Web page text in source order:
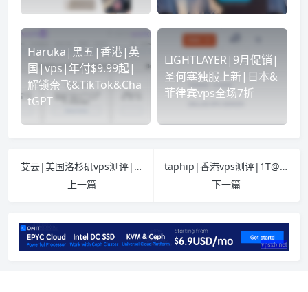
Haruka|黑五|香港|英
国|vps|年付$9.99起|
解锁奈飞&TikTok&Cha
tGPT
LIGHTLAYER|9月促销|
圣何塞独服上新|日本&
菲律宾vps全场7折
艾云|美国洛杉矶vps测评|三网CN2GIA|2T@600Mbps|双ISP|原生IP|解锁奈飞&TikTok&ChatGPT|年付$38
上一篇
taphip|香港vps测评|1T@1Gbps|移动直连|月付￥10.88
下一篇